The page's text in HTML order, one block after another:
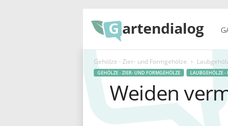
a
Gehölze - Zier- und Formgehölze
GEHÖLZE - ZIER- UND FORMGEHÖLZE LAUBGEHÖLZE -
Weiden